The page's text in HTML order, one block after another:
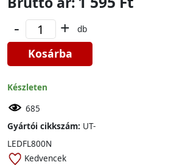
- + db
Kosárba
Készleten
685
Gyártói cikkszám: UT-
LEDFL800N
Kedvencek